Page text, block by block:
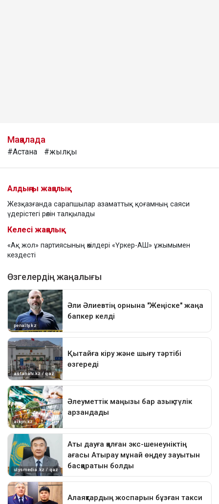
Мақалада
#Астана #жылқы
Алдыңғы жаңалық
Жезқазғанда сарапшылар азаматтық қоғамның саяси
үдерістегі рөлін талқылады
Келесі жаңалық
«Ақ жол» партиясының өкілдері «Үркер-АШ» ұжымымен
кездесті